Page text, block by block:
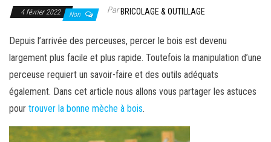
4 février 2022 Non ParBRICOLAGE & OUTILLAGE
Depuis l’arrivée des perceuses, percer le bois est devenu
largement plus facile et plus rapide. Toutefois la manipulation d’une
perceuse requiert un savoir-faire et des outils adéquats
également. Dans cet article nous allons vous partager les astuces
pour trouver la bonne mèche à bois.